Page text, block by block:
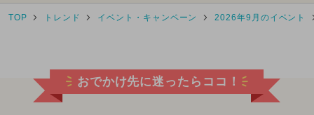
2026年1月のイベント 日帰り
2024年9月のイベント
TOP トレンド イベント・キャンペーン 2026年9月のイベント
おでかけ先に迷ったらココ！